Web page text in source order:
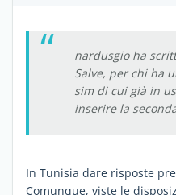
nardusgio ha
Salve, per chi ha
sim di cui già in
inserire la
In Tunisia dare risposte
Comunque, viste le